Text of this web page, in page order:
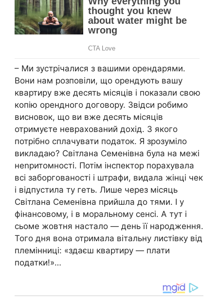
– Ми зустрічалися з вашими орендарями.
Вони нам розповіли, що орендують вашу
квартиру вже десять місяців і показали свою
копію орендного договору. Звідси робимо
висновок, що ви вже десять місяців
отримуєте неврахований дохід. З якого
потрібно сплачувати податок. Я зрозуміло
викладаю? Світлана Семенівна була на межі
неnритомності. Потім інспектор порахувала
всі заборгованості і штрафи, видала жінці чек
і відпустила ту геть. Лише через місяць
Світлана Семенівна прийшла до тями. І у
фінансовому, і в моральному сенсі. А тут і
сьоме жовтня настало — день її народження.
Того дня вона отримала вітальну листівку від
племінниці: «здаєш квартиру — плати
податки!»…